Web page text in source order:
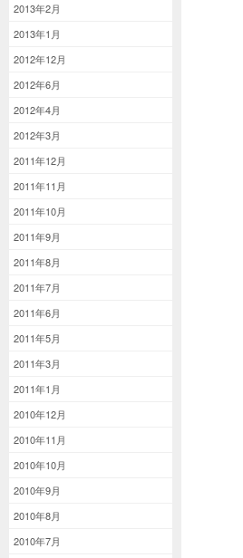
2013年2月
2013年1月
2012年12月
2012年6月
2012年4月
2012年3月
2011年12月
2011年11月
2011年10月
2011年9月
2011年8月
2011年7月
2011年6月
2011年5月
2011年3月
2011年1月
2010年12月
2010年11月
2010年10月
2010年9月
2010年8月
2010年7月